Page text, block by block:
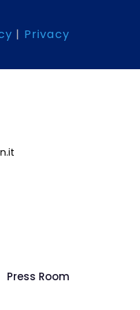
| Privacy
Press Room